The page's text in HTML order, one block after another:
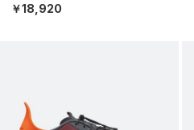
￥18,920